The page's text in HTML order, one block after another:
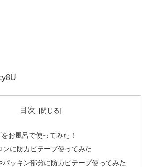
目次
お風呂で使ってみた！
ンに防カビテープ使ってみた
パッキン部分に防カビテープ使ってみた